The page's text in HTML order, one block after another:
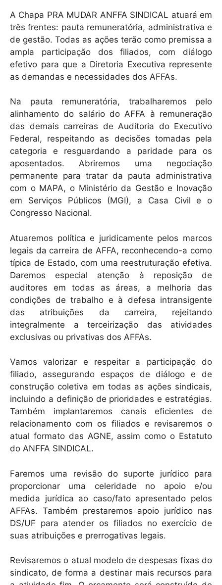
h
at
s
A
p
p
a
c
e
b
o
o
k
m
ai
l
A Chapa PRA MUDAR ANFFA SINDICAL atuará em
três frentes: pauta remuneratória, administrativa e
de gestão. Todas as ações terão como premissa a
ampla participação dos filiados, com diálogo
efetivo para que a Diretoria Executiva represente
as demandas e necessidades dos AFFAs.
Na pauta remuneratória, trabalharemos pelo
alinhamento do salário do AFFA à remuneração
das demais carreiras de Auditoria do Executivo
Federal, respeitando as decisões tomadas pela
categoria e resguardando a paridade para os
aposentados. Abriremos uma negociação
permanente para tratar da pauta administrativa
com o MAPA, o Ministério da Gestão e Inovação
em Serviços Públicos (MGI), a Casa Civil e o
Congresso Nacional.
Atuaremos política e juridicamente pelos marcos
legais da carreira de AFFA, reconhecendo-a como
típica de Estado, com uma reestruturação efetiva.
Daremos especial atenção à reposição de
auditores em todas as áreas, a melhoria das
condições de trabalho e à defesa intransigente
das atribuições da carreira, rejeitando
integralmente a terceirização das atividades
exclusivas ou privativas dos AFFAs.
Vamos valorizar e respeitar a participação do
filiado, assegurando espaços de diálogo e de
construção coletiva em todas as ações sindicais,
incluindo a definição de prioridades e estratégias.
Também implantaremos canais eficientes de
relacionamento com os filiados e revisaremos o
atual formato das AGNE, assim como o Estatuto
do ANFFA SINDICAL.
Faremos uma revisão do suporte jurídico para
proporcionar uma celeridade no apoio e/ou
medida jurídica ao caso/fato apresentado pelos
AFFAs. Também prestaremos apoio jurídico nas
DS/UF para atender os filiados no exercício de
suas atribuições e prerrogativas legais.
Revisaremos o atual modelo de despesas fixas do
sindicato, de forma a destinar mais recursos para